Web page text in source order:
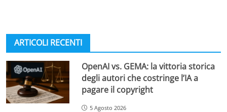
ARTICOLI RECENTI
OpenAI vs. GEMA: la vittoria storica
degli autori che costringe l’IA a
pagare il copyright
5 Agosto 2026